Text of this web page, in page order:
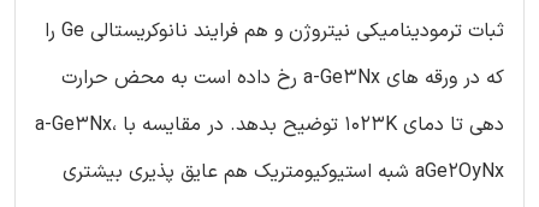
ثبات ترمودینامیکی نیتروژن و هم فرایند نانوکریستالی Ge را
که در ورقه های a-Ge3Nx رخ داده است به محض حرارت
دهی تا دمای 1023K توضیح بدهد. در مقایسه با a-Ge3Nx،
aGe2OyNx شبه استیوکیومتریک هم عایق پذیری بیشتری